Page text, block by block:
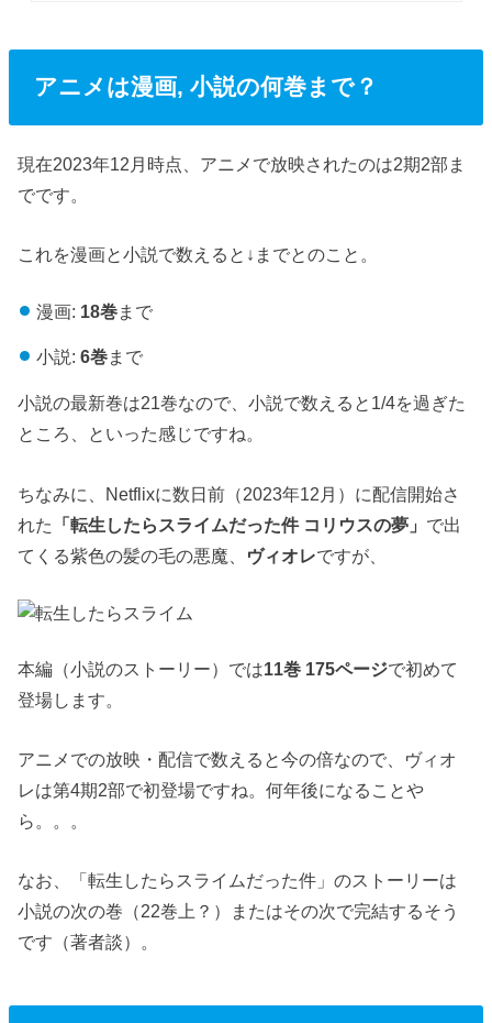
アニメは漫画, 小説の何巻まで？
現在2023年12月時点、アニメで放映されたのは2期2部ま
でです。
これを漫画と小説で数えると↓までとのこと。
漫画: 18巻まで
小説: 6巻まで
小説の最新巻は21巻なので、小説で数えると1/4を過ぎた
ところ、といった感じですね。
ちなみに、Netflixに数日前（2023年12月）に配信開始さ
れた
「転生したらスライムだった件 コリウスの夢」 で出
てくる紫色の髪の毛の悪魔、 ヴィオレですが、
本編（小説のストーリー）では11巻 175ページで初めて
登場します。
アニメでの放映・配信で数えると今の倍なので、ヴィオ
レは第4期2部で初登場ですね。何年後になることや
ら。。。
なお、「転生したらスライムだった件」のストーリーは
小説の次の巻（22巻上？）またはその次で完結するそう
です（著者談）。